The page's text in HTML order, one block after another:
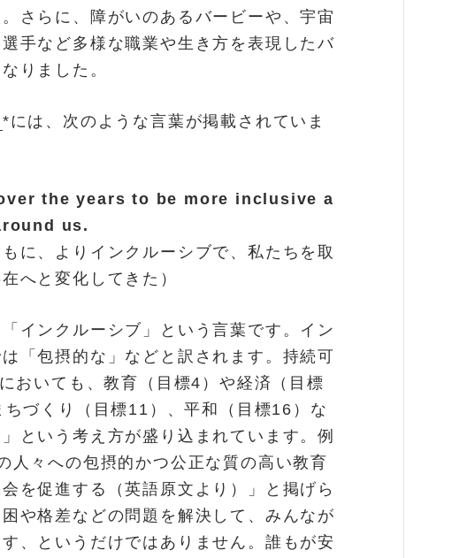
さらに、障がいのあるバービーや、宇宙
手など多様な職業や生き方を表現したバ
りました。
*には、次のような言葉が掲載されていま
the years to be more inclusive a
us.
に、よりインクルーシブで、私たちを取
へと変化してきた）
インクルーシブ」という言葉です。イン
「包摂的な」などと訳されます。持続可
おいても、教育（目標4）や経済（目標
づくり（目標11）、平和（目標16）な
という考え方が盛り込まれています。例
人々への包摂的かつ公正な質の高い教育
を促進する（英語原文より）」と掲げら
や格差などの問題を解決して、みんなが
、というだけではありません。誰もが安